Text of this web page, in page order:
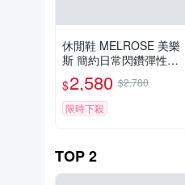
休閒鞋 MELROSE 美樂
斯 簡約日常閃鑽彈性鞋
帶牛皮厚底休閒鞋－白
$2,580 $2,780
限時下殺
TOP2